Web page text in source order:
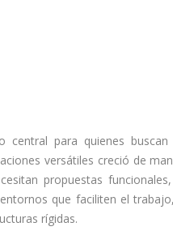
para quienes buscan
versátiles creció de
propuestas
que faciliten el
rígidas.